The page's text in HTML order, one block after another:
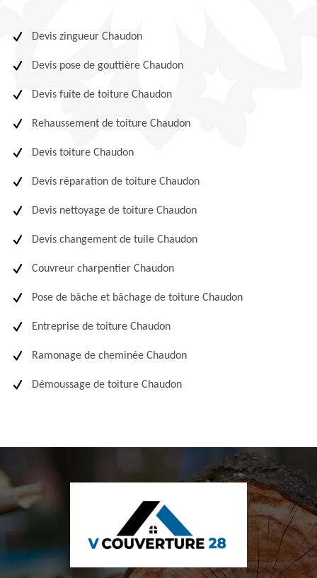
Devis zingueur Chaudon
Devis pose de gouttière Chaudon
Devis fuite de toiture Chaudon
Rehaussement de toiture Chaudon
Devis toiture Chaudon
Devis réparation de toiture Chaudon
Devis nettoyage de toiture Chaudon
Devis changement de tuile Chaudon
Couvreur charpentier Chaudon
Pose de bâche et bâchage de toiture Chaudon
Entreprise de toiture Chaudon
Ramonage de cheminée Chaudon
Démoussage de toiture Chaudon